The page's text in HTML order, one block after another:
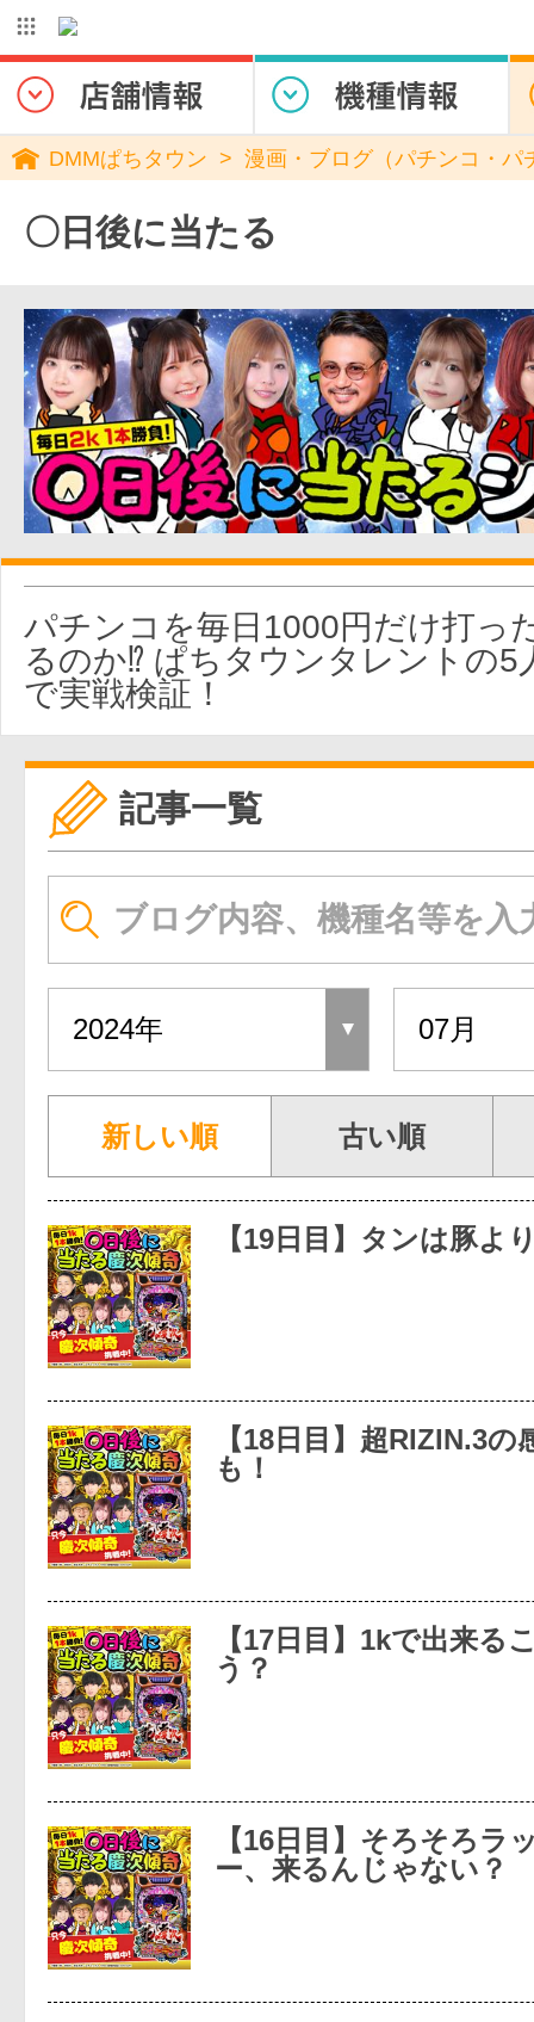
DMMぱちタウン 漫画・ブログ（パチンコ・パ
〇日後に当たる
パチンコを毎日1000円だけ打っ
るのか⁉ ぱちタウンタレントの5
で実戦検証！
記事一覧
新しい順 古い順
【19日目】タンは豚よ
【18日目】超RIZIN.3の
も！
【17日目】1kで出来る
う？
【16日目】そろそろラ
ー、来るんじゃない？